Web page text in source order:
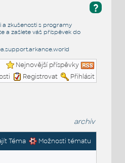
?
a zkušenosti s programy
a zašlete váš příspěvek do
Nejnovější příspěvky
Registrovat Přihlásit
archiv
Téma Možnosti tématu